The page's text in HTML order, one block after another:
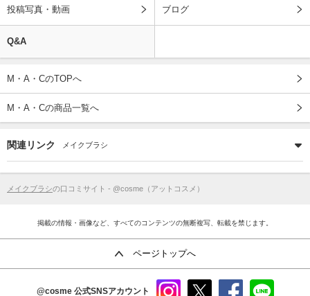
投稿写真・動画 ブログ
Q&A
M・A・CのTOPへ
M・A・Cの商品一覧へ
関連リンク メイクブラシ
メイクブラシの口コミサイト - @cosme（アットコスメ）
掲載の情報・画像など、すべてのコンテンツの無断複写、転載を禁じます。
ページトップへ
@cosme 公式SNSアカウント